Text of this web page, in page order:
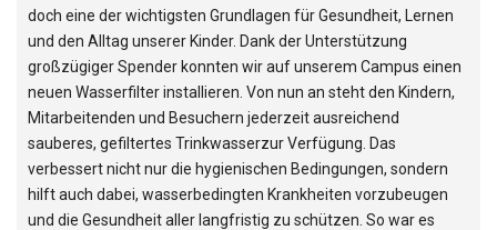
doch eine der wichtigsten Grundlagen für Gesundheit, Lernen
und den Alltag unserer Kinder. Dank der Unterstützung
großzügiger Spender konnten wir auf unserem Campus einen
neuen Wasserfilter installieren. Von nun an steht den Kindern,
Mitarbeitenden und Besuchern jederzeit ausreichend
sauberes, gefiltertes Trinkwasserzur Verfügung. Das
verbessert nicht nur die hygienischen Bedingungen, sondern
hilft auch dabei, wasserbedingten Krankheiten vorzubeugen
und die Gesundheit aller langfristig zu schützen. So war es